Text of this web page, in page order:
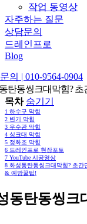
작업 동영상
자주하는 질문
상담문의
드레인프로
Blog
의 | 010-9564-0904
탄동씽크대막힘?
목차 숨기기
1 하수구 막힘
2 변기 막힘
3 우수관 막힘
4 싱크대 막힘
5 정화조 막힘
6 드레인프로 현장포토
7 YouTube 시공영상
8 화성동탄동씽크대막힘? 초간
& 예방꿀팁!
동탄동씽크